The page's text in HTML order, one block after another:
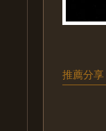
推薦分享